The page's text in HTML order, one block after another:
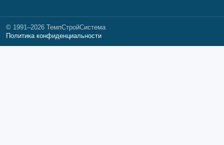
© 1991–2026 ТемпСтройСистема
Политика конфиденциальности